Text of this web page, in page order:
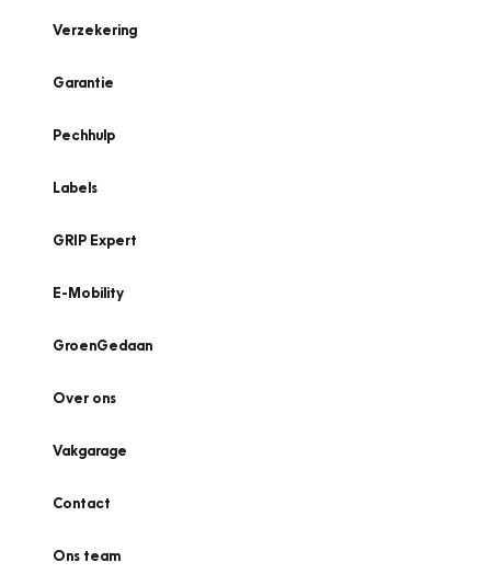
Verzekering
Garantie
Pechhulp
Labels
GRIP Expert
E-Mobility
GroenGedaan
Over ons
Vakgarage
Contact
Ons team